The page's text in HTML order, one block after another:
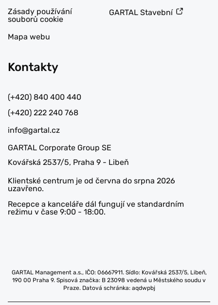
Zásady používání
souborů cookie
Mapa webu
GARTAL Stavební
Kontakty
(+420) 840 400 440
(+420) 222 240 768
info@gartal.cz
GARTAL Corporate Group SE
Kovářská 2537/5, Praha 9 - Libeň
Klientské centrum je od června do srpna 2026
uzavřeno.
Recepce a kanceláře dál fungují ve standardním
režimu v čase 9:00 - 18:00.
GARTAL Management a.s., IČO: 06667911. Sídlo: Kovářská 2537/5, Libeň,
190 00 Praha 9. Spisová značka: B 23098 vedená u Městského soudu v
Praze. Datová schránka: aqdwpbj